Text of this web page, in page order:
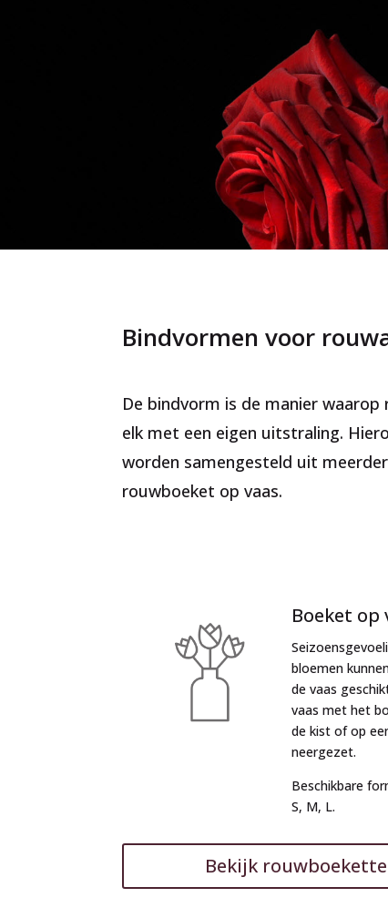
Bindvormen voor
De bindvorm is de manier
elk met een eigen uitstraling.
worden samengesteld uit
rouwboeket op vaas.
Boeket op
bloemen
de vaas
vaas met het
de kist of op
neergezet.
Beschikbare
S, M, L.
Bekijk